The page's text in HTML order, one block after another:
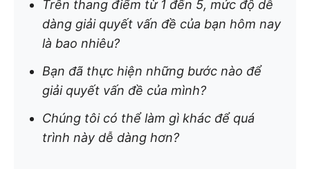
Trên thang điểm từ 1 đến 5, mức độ dễ
dàng giải quyết vấn đề của bạn hôm nay
là bao nhiêu?
Bạn đã thực hiện những bước nào để
giải quyết vấn đề của mình?
Chúng tôi có thể làm gì khác để quá
trình này dễ dàng hơn?